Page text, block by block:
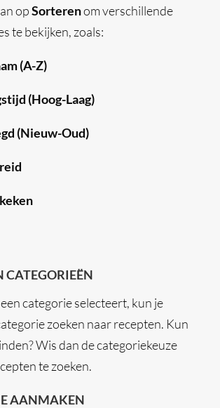
opSorterenom verschillende
te bekijken, zoals:
(A-Z)
(Hoog-Laag)
(Nieuw-Oud)
CATEGORIEËN
categorie selecteert, kun je
zoeken naar recepten. Kun
Wis dan de categoriekeuze
te zoeken.
AANMAKEN